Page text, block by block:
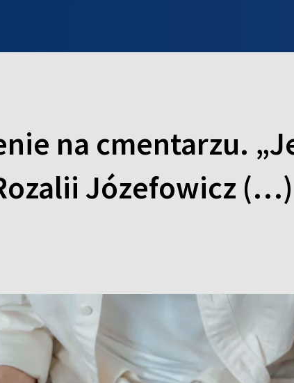
na cmentarzu.
Józefowicz